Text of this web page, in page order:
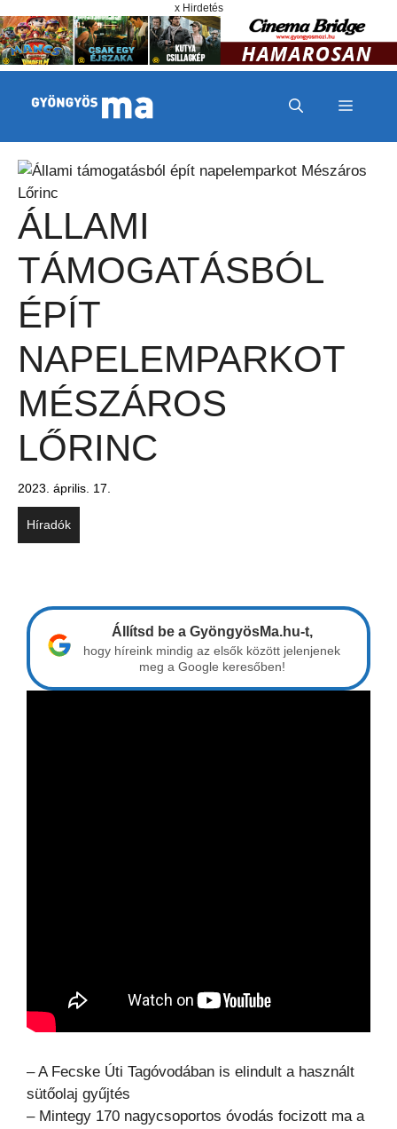
x Hirdetés
MENÜ
ÁLLAMI
TÁMOGATÁSBÓL
ÉPÍT
NAPELEMPARKOT
MÉSZÁROS
LŐRINC
2023. április. 17.
Híradók
Állítsd be a GyöngyösMa.hu-t,
hogy híreink mindig az elsők között jelenjenek
meg a Google keresőben!
– A Fecske Úti Tagóvodában is elindult a használt
sütőolaj gyűjtés
– Mintegy 170 nagycsoportos óvodás focizott ma a